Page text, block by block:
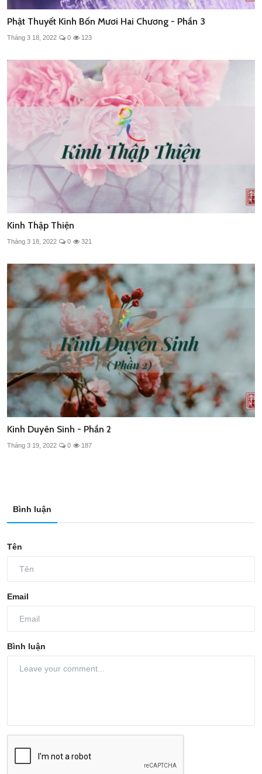
Phật Thuyết Kinh Bốn Mươi Hai Chương - Phần 3
Tháng 3 18, 2022 0 123
Kinh Thập Thiện
Tháng 3 18, 2022 0 321
Kinh Duyên Sinh - Phần 2
Tháng 3 19, 2022 0 187
Bình luận
Tên
Email
Bình luận